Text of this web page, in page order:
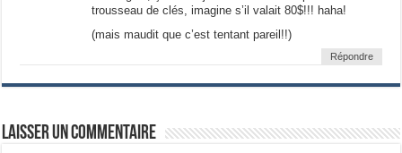
trousseau de clés, imagine s’il valait 80$!!! haha!
(mais maudit que c’est tentant pareil!!)
Répondre
Laisser un commentaire